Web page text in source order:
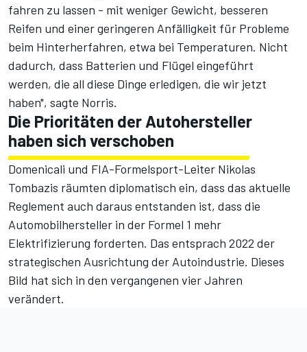
fahren zu lassen - mit weniger Gewicht, besseren
Reifen und einer geringeren Anfälligkeit für Probleme
beim Hinterherfahren, etwa bei Temperaturen. Nicht
dadurch, dass Batterien und Flügel eingeführt
werden, die all diese Dinge erledigen, die wir jetzt
haben", sagte Norris.
Die Prioritäten der Autohersteller
haben sich verschoben
Domenicali und FIA-Formelsport-Leiter Nikolas
Tombazis räumten diplomatisch ein, dass das aktuelle
Reglement auch daraus entstanden ist, dass die
Automobilhersteller in der Formel 1 mehr
Elektrifizierung forderten. Das entsprach 2022 der
strategischen Ausrichtung der Autoindustrie. Dieses
Bild hat sich in den vergangenen vier Jahren
verändert.